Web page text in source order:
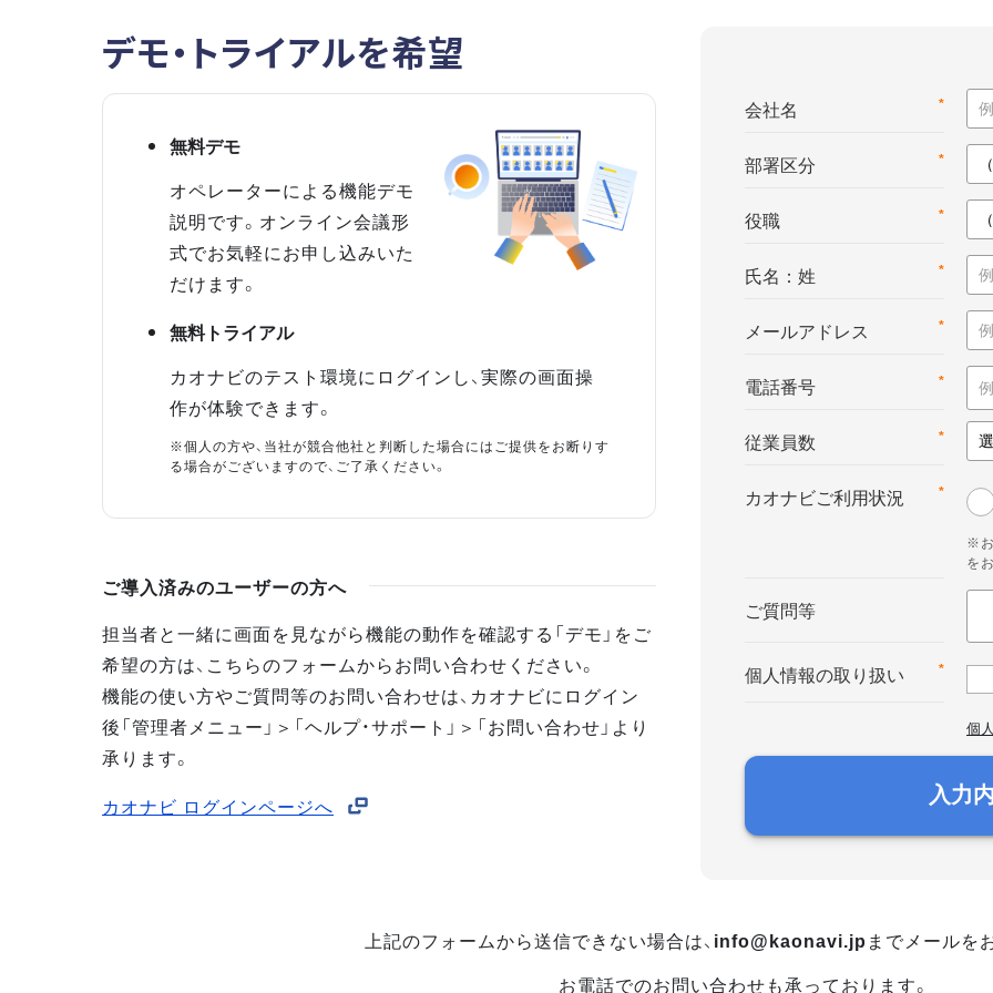
デモ・トライアルを希望
無料デモ
オペレーターによる機能デモ
説明です。オンライン会議形
式でお気軽にお申し込みいた
だけます。
無料トライアル
カオナビのテスト環境にログインし、実際の画面操
作が体験できます。
※個人の方や、当社が競合他社と判断した場合にはご提供をお断りす
る場合がございますので、ご了承ください。
ご導入済みのユーザーの方へ
担当者と一緒に画面を見ながら機能の動作を確認する「デモ」をご
希望の方は、こちらのフォームからお問い合わせください。
機能の使い方やご質問等のお問い合わせは、カオナビにログイン
後「管理者メニュー」＞「ヘルプ・サポート」＞「お問い合わせ」より
承ります。
カオナビ ログインページへ
*
会社名
*
部署区分
*
役職
*
氏名：姓
*
メールアドレス
*
電話番号
*
従業員数
*
カオナビご利用状況
※お
を
ご質問等
*
個人情報の取り扱い
個
入力
上記のフォームから送信できない場合は、 info@kaonavi.jp までメールを
お電話でのお問い合わせも承っております。